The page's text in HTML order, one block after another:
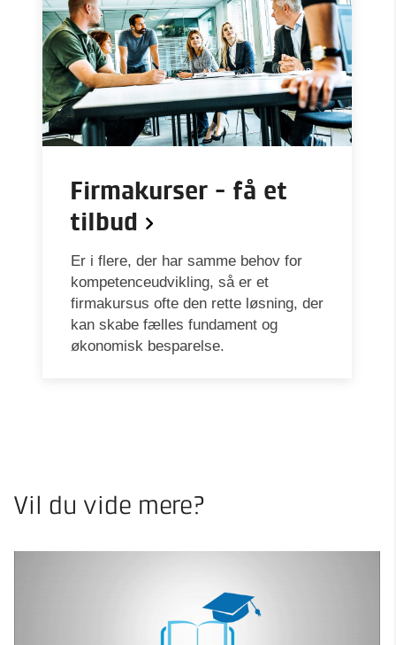
Firmakurser - få et
tilbud
Er i flere, der har samme behov for
kompetenceudvikling, så er et
firmakursus ofte den rette løsning, der
kan skabe fælles fundament og
økonomisk besparelse.
Vil du vide mere?